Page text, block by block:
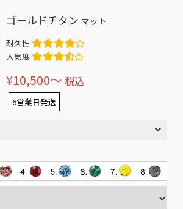
ゴールドチタン マット
耐久性
人気度
¥10,500〜 税込
6営業日発送